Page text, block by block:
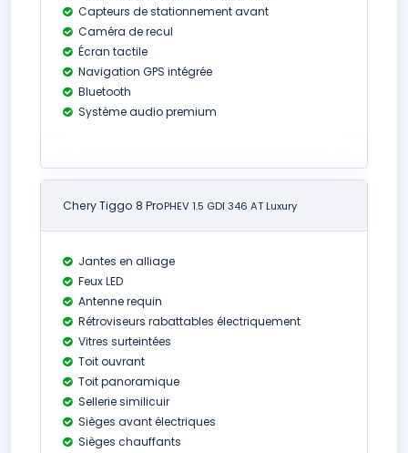
Capteurs de stationnement avant
Caméra de recul
Écran tactile
Navigation GPS intégrée
Bluetooth
Système audio premium
Chery Tiggo 8 ProPHEV 1.5 GDI 346 AT Luxury
Jantes en alliage
Feux LED
Antenne requin
Rétroviseurs rabattables électriquement
Vitres surteintées
Toit ouvrant
Toit panoramique
Sellerie similicuir
Sièges avant électriques
Sièges chauffants